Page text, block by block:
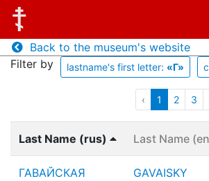
Back to the museum's website
Filter by
lastname's first letter: «Г»
‹ 1 2 3
Last Name (rus) Last Name
ГАВАЙСКАЯ GAVAISKY